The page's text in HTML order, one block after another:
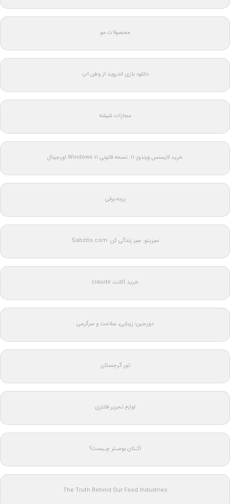
محصولات مو
دانلود بازی اندروید از وطن اپ
مجازات شیشه
خرید لایسنس ویندوز 11: نسخه قانونی Windows 11 اورجینال
پرده برقی
سبزیتو: سبز زندگی کن: Sabzito.com
خرید اکانت claude
دورجین؛ زیبایی، سلامت و سرگرمی
تور گرجستان
لوازم تحریر فانتزی
اکـتان بوسـتر چـیست؟
The Truth Behind Our Food Industries